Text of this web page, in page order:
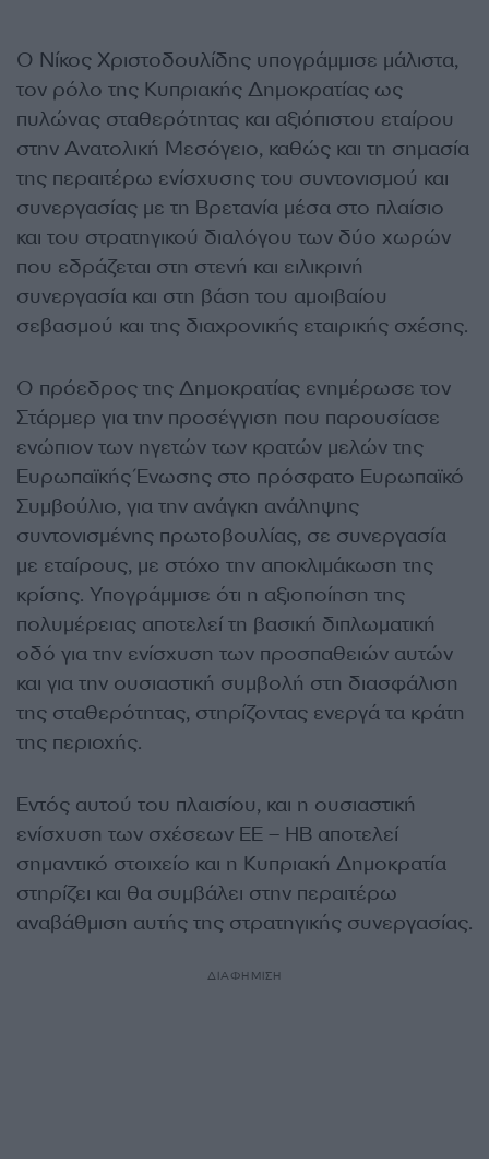
Ο Νίκος Χριστοδουλίδης υπογράμμισε μάλιστα,
τον ρόλο της Κυπριακής Δημοκρατίας ως
πυλώνας σταθερότητας και αξιόπιστου εταίρου
στην Ανατολική Μεσόγειο, καθώς και τη σημασία
της περαιτέρω ενίσχυσης του συντονισμού και
συνεργασίας με τη Βρετανία μέσα στο πλαίσιο
και του στρατηγικού διαλόγου των δύο χωρών
που εδράζεται στη στενή και ειλικρινή
συνεργασία και στη βάση του αμοιβαίου
σεβασμού και της διαχρονικής εταιρικής σχέσης.
Ο πρόεδρος της Δημοκρατίας ενημέρωσε τον
Στάρμερ για την προσέγγιση που παρουσίασε
ενώπιον των ηγετών των κρατών μελών της
Ευρωπαϊκής Ένωσης στο πρόσφατο Ευρωπαϊκό
Συμβούλιο, για την ανάγκη ανάληψης
συντονισμένης πρωτοβουλίας, σε συνεργασία
με εταίρους, με στόχο την αποκλιμάκωση της
κρίσης. Υπογράμμισε ότι η αξιοποίηση της
πολυμέρειας αποτελεί τη βασική διπλωματική
οδό για την ενίσχυση των προσπαθειών αυτών
και για την ουσιαστική συμβολή στη διασφάλιση
της σταθερότητας, στηρίζοντας ενεργά τα κράτη
της περιοχής.
Εντός αυτού του πλαισίου, και η ουσιαστική
ενίσχυση των σχέσεων ΕΕ – ΗΒ αποτελεί
σημαντικό στοιχείο και η Κυπριακή Δημοκρατία
στηρίζει και θα συμβάλει στην περαιτέρω
αναβάθμιση αυτής της στρατηγικής συνεργασίας.
ΔΙΑΦΗΜΙΣΗ